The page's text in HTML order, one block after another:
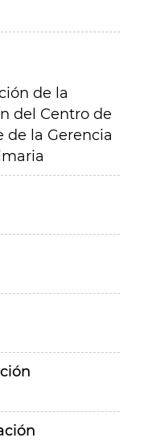
de la
del Centro de
de la Gerencia